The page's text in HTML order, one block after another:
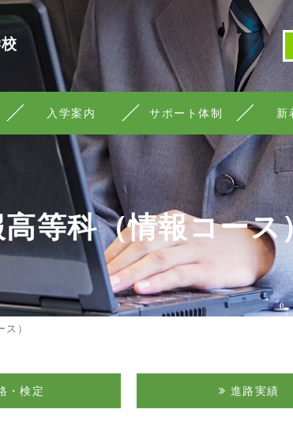
入学案内 サポート体制 新
等科（情報コース
）
・検定 進路実績